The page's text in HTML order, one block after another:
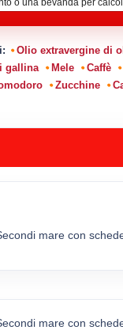
Olio extravergine di
gallina
Mele Caffè
Zucchine
mare con
mare con